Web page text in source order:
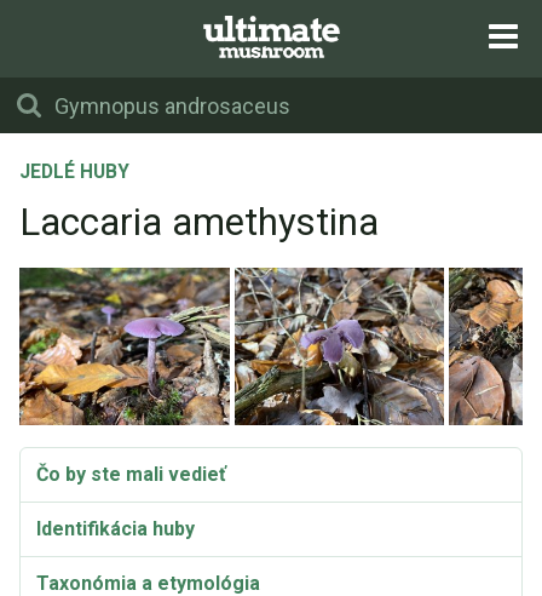
JEDLÉ HUBY
Laccaria amethystina
Čo by ste mali vedieť
Identifikácia huby
Taxonómia a etymológia